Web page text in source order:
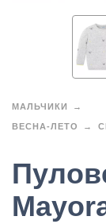
МАЛЬЧИКИ
ВЕСНА-ЛЕТО